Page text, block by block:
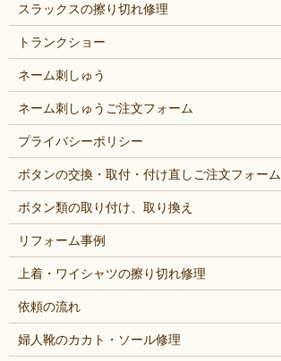
スラックスの擦り切れ修理
トランクショー
ネーム刺しゅう
ネーム刺しゅうご注文フォーム
プライバシーポリシー
ボタンの交換・取付・付け直しご注文フォーム
ボタン類の取り付け、取り換え
リフォーム事例
上着・ワイシャツの擦り切れ修理
依頼の流れ
婦人靴のカカト・ソール修理